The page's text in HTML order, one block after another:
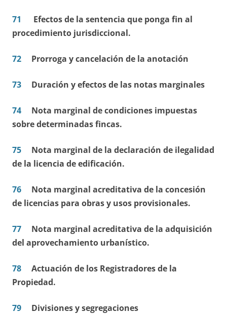
71 Efectos de la sentencia que ponga fin al
procedimiento jurisdiccional.
72 Prorroga y cancelación de la anotación
73 Duración y efectos de las notas marginales
74 Nota marginal de condiciones impuestas
sobre determinadas fincas.
75 Nota marginal de la declaración de ilegalidad
de la licencia de edificación.
76 Nota marginal acreditativa de la concesión
de licencias para obras y usos provisionales.
77 Nota marginal acreditativa de la adquisición
del aprovechamiento urbanístico.
78 Actuación de los Registradores de la
Propiedad.
79 Divisiones y segregaciones